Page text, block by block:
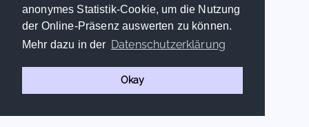
anonymes Statistik-Cookie, um die Nutzung
der Online-Präsenz auswerten zu können.
Mehr dazu in der Datenschutzerklärung
Okay